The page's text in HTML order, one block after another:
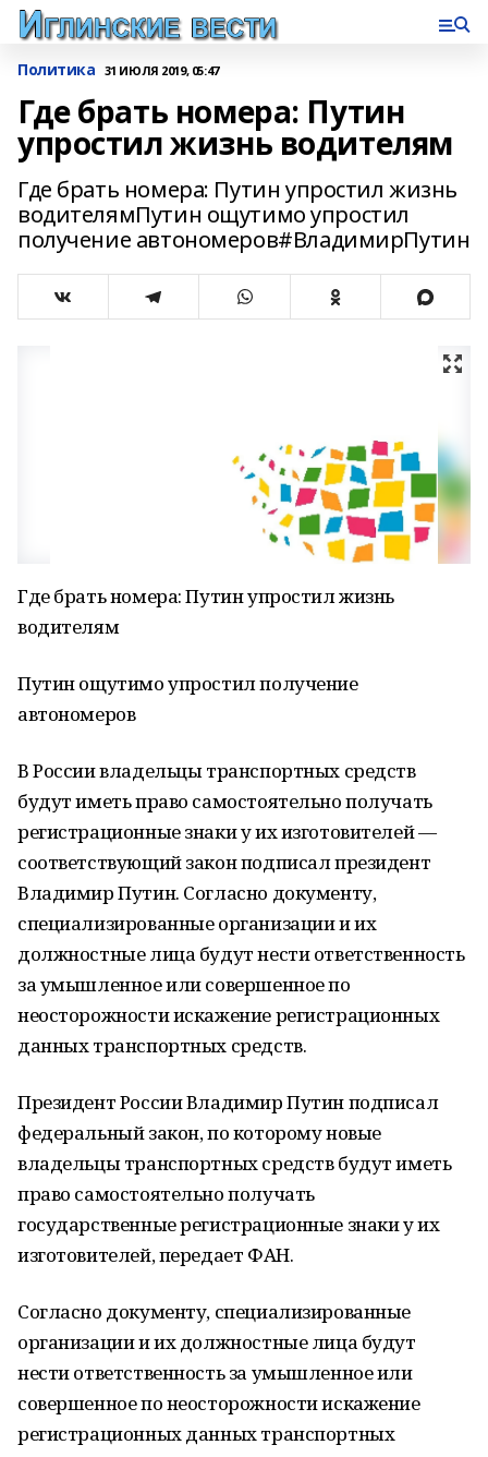
Политика 31 ИЮЛЯ 2019, 05:47
Где брать номера: Путин
упростил жизнь водителям
Где брать номера: Путин упростил жизнь
водителямПутин ощутимо упростил
получение автономеров#ВладимирПутин
Где брать номера: Путин упростил жизнь
водителям
Путин ощутимо упростил получение
автономеров
В России владельцы транспортных средств
будут иметь право самостоятельно получать
регистрационные знаки у их изготовителей —
соответствующий закон подписал президент
Владимир Путин. Согласно документу,
специализированные организации и их
должностные лица будут нести ответственность
за умышленное или совершенное по
неосторожности искажение регистрационных
данных транспортных средств.
Президент России Владимир Путин подписал
федеральный закон, по которому новые
владельцы транспортных средств будут иметь
право самостоятельно получать
государственные регистрационные знаки у их
изготовителей, передает ФАН.
Согласно документу, специализированные
организации и их должностные лица будут
нести ответственность за умышленное или
совершенное по неосторожности искажение
регистрационных данных транспортных